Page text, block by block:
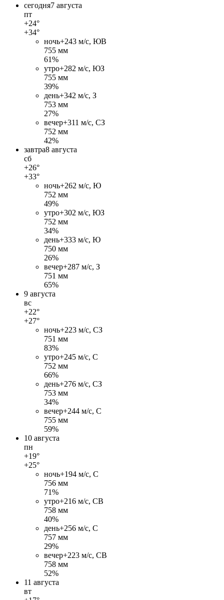
сегодня7 августа
пт
+24°
+34°
ночь+243 м/c, ЮВ
755 мм
61%
утро+282 м/c, ЮЗ
755 мм
39%
день+342 м/c, З
753 мм
27%
вечер+311 м/c, СЗ
752 мм
42%
завтра8 августа
сб
+26°
+33°
ночь+262 м/c, Ю
752 мм
49%
утро+302 м/c, ЮЗ
752 мм
34%
день+333 м/c, Ю
750 мм
26%
вечер+287 м/c, З
751 мм
65%
9 августа
вс
+22°
+27°
ночь+223 м/c, СЗ
751 мм
83%
утро+245 м/c, С
752 мм
66%
день+276 м/c, СЗ
753 мм
34%
вечер+244 м/c, С
755 мм
59%
10 августа
пн
+19°
+25°
ночь+194 м/c, С
756 мм
71%
утро+216 м/c, СВ
758 мм
40%
день+256 м/c, С
757 мм
29%
вечер+223 м/c, СВ
758 мм
52%
11 августа
вт